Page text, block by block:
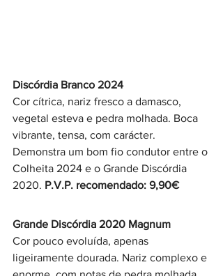
Discórdia Branco 2024
Cor cítrica, nariz fresco a damasco,
vegetal esteva e pedra molhada. Boca
vibrante, tensa, com carácter.
Demonstra um bom fio condutor entre o
Colheita 2024 e o Grande Discórdia
2020. P.V.P. recomendado: 9,90€
Grande Discórdia 2020 Magnum
Cor pouco evoluída, apenas
ligeiramente dourada. Nariz complexo e